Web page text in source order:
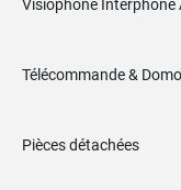
Visiophone Interphone
Télécommande &
Pièces détachées